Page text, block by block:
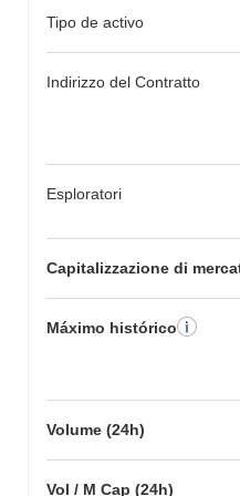
Tipo de activo
Indirizzo del Contratto
Esploratori
Capitalizzazione di
Máximo histórico
Volume (24h)
Vol / M Cap (24h)
Cosa puoi fare con il
Il Daisy Protocol (DAISY) è
di utilità all'interno del suo
partecipare alle decisioni di
guadagnare ricompense
all'interno dello spazio
Il Daisy Protocol è
Il Daisy Protocol è
una presenza comunitaria
piattaforme, riflettendo
non mostra segni di
verso la sua roadmap e il
Per chi è progettato il
Il Daisy Protocol è costruito
cercano opportunità
piattaforma è progettata per